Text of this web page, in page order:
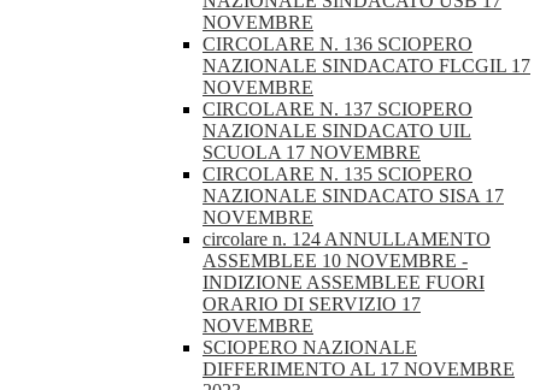
NOVEMBRE
CIRCOLARE N. 136 SCIOPERO
NAZIONALE SINDACATO FLCGIL 17
NOVEMBRE
CIRCOLARE N. 137 SCIOPERO
NAZIONALE SINDACATO UIL
SCUOLA 17 NOVEMBRE
CIRCOLARE N. 135 SCIOPERO
NAZIONALE SINDACATO SISA 17
NOVEMBRE
circolare n. 124 ANNULLAMENTO
ASSEMBLEE 10 NOVEMBRE -
INDIZIONE ASSEMBLEE FUORI
ORARIO DI SERVIZIO 17
NOVEMBRE
SCIOPERO NAZIONALE
DIFFERIMENTO AL 17 NOVEMBRE